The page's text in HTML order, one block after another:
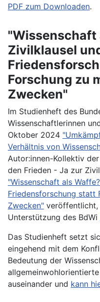
PDF zum Downloaden.
"Wissenschaft
Zivilklausel
Forschung zu
Zwecken"
Im Studienheft des
Wissenschaftlerinnen
Oktober 2024
Verhältnis von
Autor:innen-Kollektiv
den Frieden - Ja zur
"Wissenschaft als
Friedensforschung statt
Zwecken"
Unterstützung des BdWi
Das Studienheft setzt
eingehend mit dem
Bedeutung der
auseinander und kann